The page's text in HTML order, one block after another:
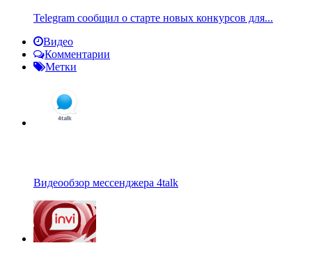
Telegram сообщил о старте новых конкурсов для...
Видео
Комментарии
Метки
Видеообзор мессенджера 4talk